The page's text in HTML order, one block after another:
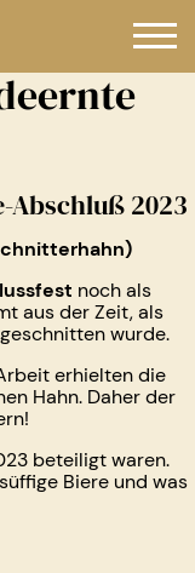
Abschluß 2023
noch als
aus der Zeit, als
wurde.
erhielten die
Hahn. Daher der
beteiligt waren.
Biere und was